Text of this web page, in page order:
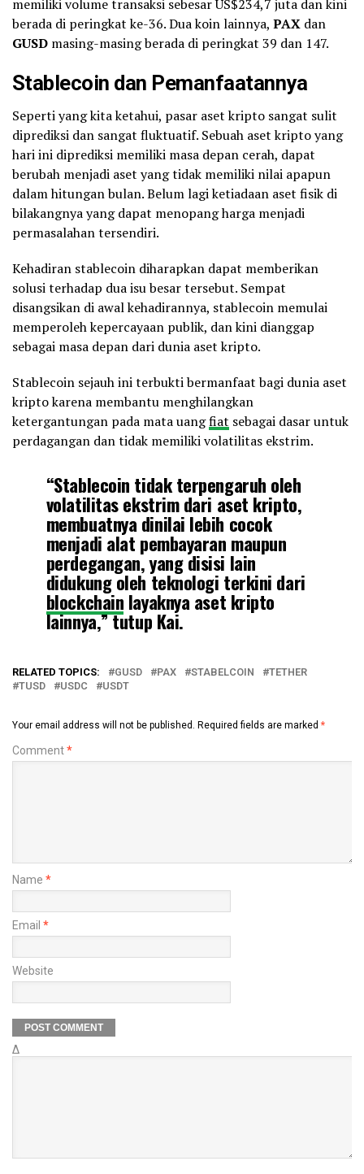
memiliki volume transaksi sebesar US$234,7 juta dan kini
berada di peringkat ke-36. Dua koin lainnya, PAX dan
GUSD masing-masing berada di peringkat 39 dan 147.
Stablecoin dan Pemanfaatannya
Seperti yang kita ketahui, pasar aset kripto sangat sulit
diprediksi dan sangat fluktuatif. Sebuah aset kripto yang
hari ini diprediksi memiliki masa depan cerah, dapat
berubah menjadi aset yang tidak memiliki nilai apapun
dalam hitungan bulan. Belum lagi ketiadaan aset fisik di
bilakangnya yang dapat menopang harga menjadi
permasalahan tersendiri.
Kehadiran stablecoin diharapkan dapat memberikan
solusi terhadap dua isu besar tersebut. Sempat
disangsikan di awal kehadirannya, stablecoin memulai
memperoleh kepercayaan publik, dan kini dianggap
sebagai masa depan dari dunia aset kripto.
Stablecoin sejauh ini terbukti bermanfaat bagi dunia aset
kripto karena membantu menghilangkan
ketergantungan pada mata uangfiat sebagai dasar untuk
perdagangan dan tidak memiliki volatilitas ekstrim.
“Stablecoin tidak terpengaruh oleh
volatilitas ekstrim dari aset kripto,
membuatnya dinilai lebih cocok
menjadi alat pembayaran maupun
perdegangan, yang disisi lain
didukung oleh teknologi terkini dari
blockchain layaknya aset kripto
lainnya,” tutup Kai.
RELATED TOPICS: GUSD PAX STABELCOIN
TETHER
TUSD
USDC USDT
Your email address will not be published. Required fields are marked *
Comment*
Name *
Email *
Website
Δ